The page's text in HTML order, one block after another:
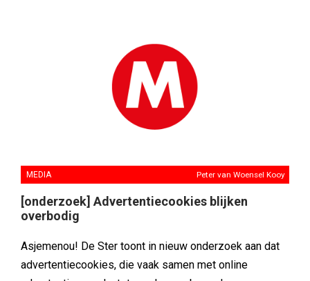
MEDIA Peter van Woensel Kooy
[onderzoek] Advertentiecookies blijken
overbodig
Asjemenou! De Ster toont in nieuw onderzoek aan dat
advertentiecookies, die vaak samen met online